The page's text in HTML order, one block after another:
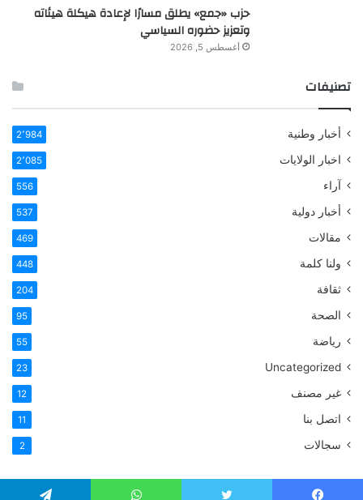
حزب «جمع» يطلق مسارًا لإعادة هيكلة هيئاته
وتعزيز حضوره السياسي
أغسطس 5, 2026
تصنيفات
أخبار وطنية 2٬984
اخبار الولايات 2٬085
آراء 556
أخبار دولية 537
مقالات 469
ولنا كلمة 448
ثقافة 204
الصحة 95
رياضة 55
Uncategorized
23
غير مصنف 12
اتصل بنا 11
سجالات 2